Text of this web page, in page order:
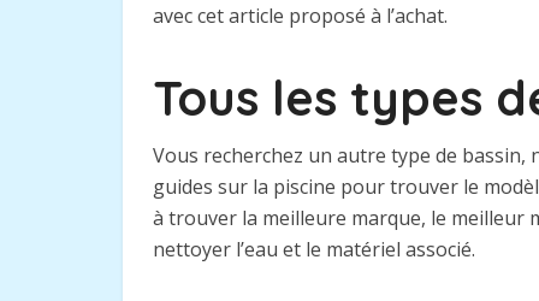
avec cet article proposé à l’achat.
Tous les types
Vous recherchez un autre type de
guides sur la piscine pour trouver le
à trouver la meilleure marque, le meilleur
nettoyer l’eau et le matériel associé.